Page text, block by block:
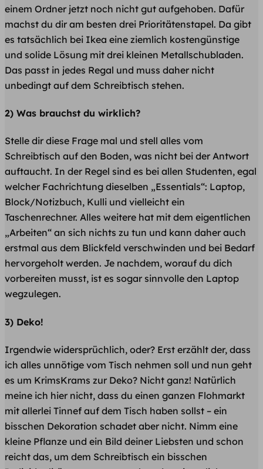
einem Ordner jetzt noch nicht gut aufgehoben. Dafür
machst du dir am besten drei Prioritätenstapel. Da gibt
es tatsächlich bei Ikea eine ziemlich kostengünstige
und solide Lösung mit drei kleinen Metallschubladen.
Das passt in jedes Regal und muss daher nicht
unbedingt auf dem Schreibtisch stehen.
2) Was brauchst du wirklich?
Stelle dir diese Frage mal und stell alles vom
Schreibtisch auf den Boden, was nicht bei der Antwort
auftaucht. In der Regel sind es bei allen Studenten, egal
welcher Fachrichtung dieselben „Essentials“: Laptop,
Block/Notizbuch, Kulli und vielleicht ein
Taschenrechner. Alles weitere hat mit dem eigentlichen
„Arbeiten“ an sich nichts zu tun und kann daher auch
erstmal aus dem Blickfeld verschwinden und bei Bedarf
hervorgeholt werden. Je nachdem, worauf du dich
vorbereiten musst, ist es sogar sinnvolle den Laptop
wegzulegen.
3) Deko!
Irgendwie widersprüchlich, oder? Erst erzählt der, dass
ich alles unnötige vom Tisch nehmen soll und nun geht
es um KrimsKrams zur Deko? Nicht ganz! Natürlich
meine ich hier nicht, dass du einen ganzen Flohmarkt
mit allerlei Tinnef auf dem Tisch haben sollst – ein
bisschen Dekoration schadet aber nicht. Nimm eine
kleine Pflanze und ein Bild deiner Liebsten und schon
reicht das, um dem Schreibtisch ein bisschen